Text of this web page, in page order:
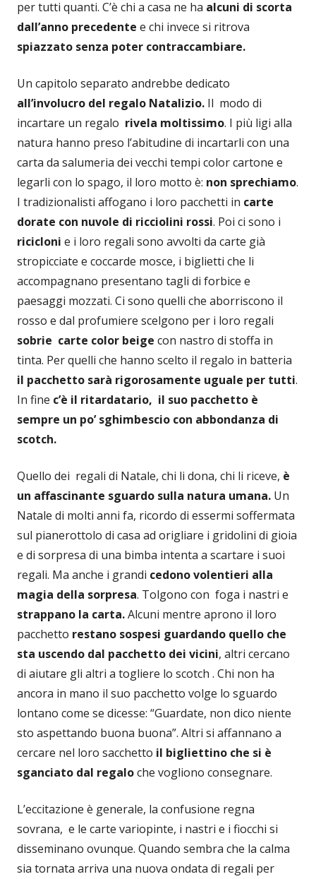
per tutti quanti. C’è chi a casa ne ha alcuni di scorta
dall’anno precedente e chi invece si ritrova
spiazzato senza poter contraccambiare.
Un capitolo separato andrebbe dedicato
all’involucro del regalo Natalizio. Il modo di
incartare un regalo rivela moltissimo. I più ligi alla
natura hanno preso l’abitudine di incartarli con una
carta da salumeria dei vecchi tempi color cartone e
legarli con lo spago, il loro motto è: non sprechiamo.
I tradizionalisti affogano i loro pacchetti in carte
dorate con nuvole di ricciolini rossi. Poi ci sono i
ricicloni e i loro regali sono avvolti da carte già
stropicciate e coccarde mosce, i biglietti che li
accompagnano presentano tagli di forbice e
paesaggi mozzati. Ci sono quelli che aborriscono il
rosso e dal profumiere scelgono per i loro regali
sobrie carte color beige con nastro di stoffa in
tinta. Per quelli che hanno scelto il regalo in batteria
il pacchetto sarà rigorosamente uguale per tutti.
In fine c’è il ritardatario, il suo pacchetto è
sempre un po’ sghimbescio con abbondanza di
scotch.
Quello dei regali di Natale, chi li dona, chi li riceve, è
un affascinante sguardo sulla natura umana. Un
Natale di molti anni fa, ricordo di essermi soffermata
sul pianerottolo di casa ad origliare i gridolini di gioia
e di sorpresa di una bimba intenta a scartare i suoi
regali. Ma anche i grandi cedono volentieri alla
magia della sorpresa. Tolgono con foga i nastri e
strappano la carta.Alcuni mentre aprono il loro
pacchetto restano sospesi guardando quello che
sta uscendo dal pacchetto dei vicini, altri cercano
di aiutare gli altri a togliere lo scotch . Chi non ha
ancora in mano il suo pacchetto volge lo sguardo
lontano come se dicesse: “Guardate, non dico niente
sto aspettando buona buona”. Altri si affannano a
cercare nel loro sacchetto il bigliettino che si è
sganciato dal regaloche vogliono consegnare.
L’eccitazione è generale, la confusione regna
sovrana, e le carte variopinte, i nastri e i fiocchi si
disseminano ovunque. Quando sembra che la calma
sia tornata arriva una nuova ondata di regali per